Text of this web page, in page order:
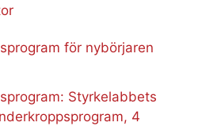
för nybörjaren
Styrkelabbets
4